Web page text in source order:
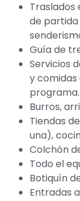
Traslados
de partida
Guía de
Servicios
y
programa.
Burros,
Tiendas
una),
Colchón
Todo el
Botiquín
Entradas